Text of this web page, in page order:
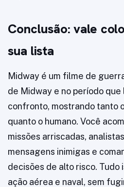
Conclusão: vale
sua lista
Midway é um filme de
de Midway e no período
confronto, mostrando tanto
quanto o humano. Você
missões arriscadas,
mensagens inimigas e
decisões de alto risco. Tudo
ação aérea e naval, sem